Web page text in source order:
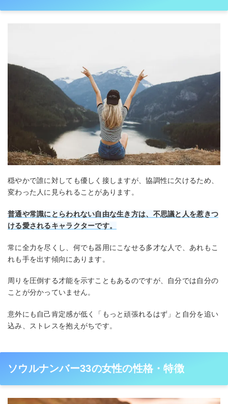
穏やかで誰に対しても優しく接しますが、協調性に欠けるため、
変わった人に見られることがあります。
普通や常識にとらわれない自由な生き方は、不思議と人を惹きつ
ける愛されるキャラクターです。
常に全力を尽くし、何でも器用にこなせる多才な人で、あれもこ
れも手を出す傾向にあります。
周りを圧倒する才能を示すこともあるのですが、自分では自分の
ことが分かっていません。
意外にも自己肯定感が低く「もっと頑張れるはず」と自分を追い
込み、ストレスを抱えがちです。
ソウルナンバー33の女性の性格・特徴